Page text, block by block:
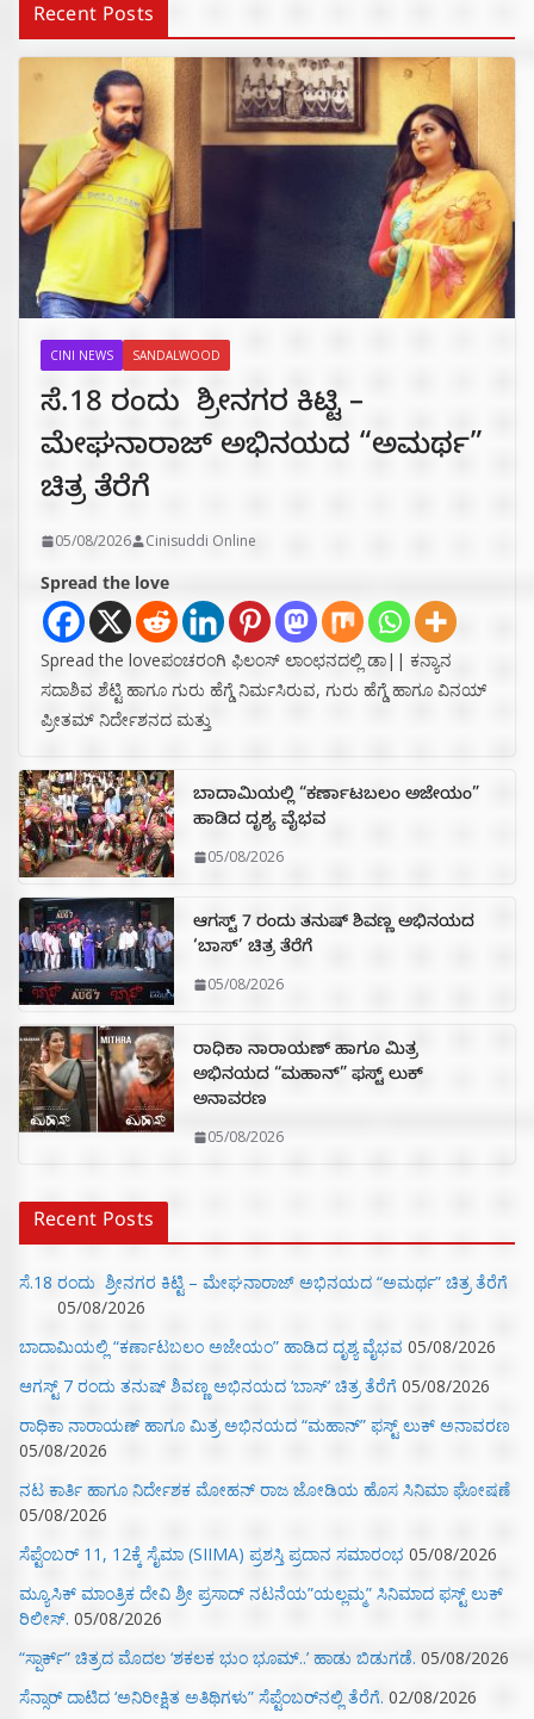
Recent Posts
CINI NEWS SANDALWOOD
ಸೆ.18 ರಂದು ಶ್ರೀನಗರ ಕಿಟ್ಟಿ –
ಮೇಘನಾರಾಜ್ ಅಭಿನಯದ “ಅಮರ್ಥ”
ಚಿತ್ರ ತೆರೆಗೆ
05/08/2026 Cinisuddi Online
Spread the love
Spread the loveಪಂಚರಂಗಿ ಫಿಲಂಸ್ ಲಾಂಛನದಲ್ಲಿ ಡಾ|| ಕನ್ಯಾನ
ಸದಾಶಿವ ಶೆಟ್ಟಿ ಹಾಗೂ ಗುರು ಹೆಗ್ಡೆ ನಿರ್ಮಸಿರುವ, ಗುರು ಹೆಗ್ಡೆ ಹಾಗೂ ವಿನಯ್
ಪ್ರೀತಮ್ ನಿರ್ದೇಶನದ ಮತ್ತು
ಬಾದಾಮಿಯಲ್ಲಿ “ಕರ್ಣಾಟಬಲಂ ಅಜೇಯಂ”
ಹಾಡಿದ ದೃಶ್ಯ ವೈಭವ
05/08/2026
ಆಗಸ್ಟ್ 7 ರಂದು ತನುಷ್ ಶಿವಣ್ಣ ಅಭಿನಯದ
‘ಬಾಸ್’ ಚಿತ್ರ ತೆರೆಗೆ
05/08/2026
ರಾಧಿಕಾ ನಾರಾಯಣ್ ಹಾಗೂ ಮಿತ್ರ
ಅಭಿನಯದ “ಮಹಾನ್” ಫಸ್ಟ್ ಲುಕ್
ಅನಾವರಣ
05/08/2026
Recent Posts
ಸೆ.18 ರಂದು ಶ್ರೀನಗರ ಕಿಟ್ಟಿ – ಮೇಘನಾರಾಜ್ ಅಭಿನಯದ “ಅಮರ್ಥ” ಚಿತ್ರ ತೆರೆಗೆ
05/08/2026
ಬಾದಾಮಿಯಲ್ಲಿ “ಕರ್ಣಾಟಬಲಂ ಅಜೇಯಂ” ಹಾಡಿದ ದೃಶ್ಯ ವೈಭವ 05/08/2026
ಆಗಸ್ಟ್ 7 ರಂದು ತನುಷ್ ಶಿವಣ್ಣ ಅಭಿನಯದ ‘ಬಾಸ್’ ಚಿತ್ರ ತೆರೆಗೆ 05/08/2026
ರಾಧಿಕಾ ನಾರಾಯಣ್ ಹಾಗೂ ಮಿತ್ರ ಅಭಿನಯದ “ಮಹಾನ್” ಫಸ್ಟ್ ಲುಕ್ ಅನಾವರಣ
05/08/2026
ನಟ ಕಾರ್ತಿ ಹಾಗೂ ನಿರ್ದೇಶಕ ಮೋಹನ್ ರಾಜ ಜೋಡಿಯ ಹೊಸ ಸಿನಿಮಾ ಘೋಷಣೆ
05/08/2026
ಸೆಪ್ಟೆಂಬರ್ 11, 12ಕ್ಕೆ ಸೈಮಾ (SIIMA) ಪ್ರಶಸ್ತಿ ಪ್ರದಾನ ಸಮಾರಂಭ 05/08/2026
ಮ್ಯೂಸಿಕ್‌ ಮಾಂತ್ರಿಕ ದೇವಿ ಶ್ರೀ ಪ್ರಸಾದ್ ನಟನೆಯ”ಯಲ್ಲಮ್ಮ” ಸಿನಿಮಾದ ಫಸ್ಟ್‌ ಲುಕ್‌
ರಿಲೀಸ್. 05/08/2026
“ಸ್ಪಾರ್ಕ್” ಚಿತ್ರದ ಮೊದಲ‌ ‘ಶಕಲಕ ಭುಂ‌ ಭೂಮ್..’ ಹಾಡು ಬಿಡುಗಡೆ. 05/08/2026
ಸೆನ್ಸಾರ್ ದಾಟಿದ ‘ಅನಿರೀಕ್ಷಿತ ಅತಿಥಿಗಳು” ಸೆಪ್ಟೆಂಬರ್‌ನಲ್ಲಿ ತೆರೆಗೆ. 02/08/2026